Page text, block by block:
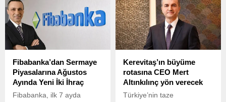
Fibabanka’dan Sermaye
Piyasalarına Ağustos
Ayında Yeni İki İhraç
Fibabanka, ilk 7 ayda
Kerevitaş’ın büyüme
rotasına CEO Mert
Altınkılınç yön verecek
Türkiye’nin taze